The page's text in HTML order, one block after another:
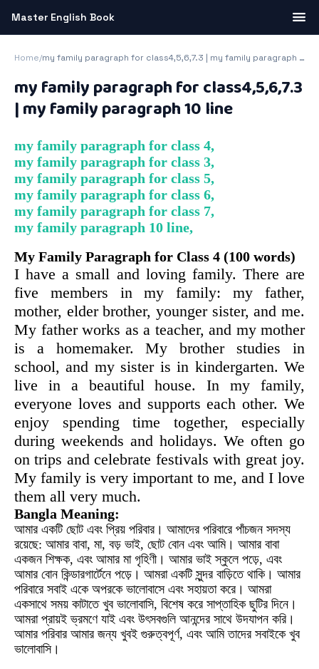
Master English Book
Home/ my family paragraph for class4,5,6​,7.3 | my family paragraph 10 line
my family paragraph for class4,5,6​,7.3
| my family paragraph 10 line
my family paragraph for class 4​,
my family paragraph for class 3​,
my family paragraph for class 5​,
my family paragraph for class 6​,
my family paragraph for class 7​,
my family paragraph 10 line,
My Family Paragraph for Class 4 (100 words)
I have a small and loving family. There are
five members in my family: my father,
mother, elder brother, younger sister, and me.
My father works as a teacher, and my mother
is a homemaker. My brother studies in
school, and my sister is in kindergarten. We
live in a beautiful house. In my family,
everyone loves and supports each other. We
enjoy spending time together, especially
during weekends and holidays. We often go
on trips and celebrate festivals with great joy.
My family is very important to me, and I love
them all very much.
Bangla Meaning:
আমার একটি ছোট এবং প্রিয় পরিবার। আমাদের পরিবারে পাঁচজন সদস্য
রয়েছে: আমার বাবা, মা, বড় ভাই, ছোট বোন এবং আমি। আমার বাবা
একজন শিক্ষক, এবং আমার মা গৃহিণী। আমার ভাই স্কুলে পড়ে, এবং
আমার বোন কিন্ডারগার্টেনে পড়ে। আমরা একটি সুন্দর বাড়িতে থাকি। আমার
পরিবারে সবাই একে অপরকে ভালোবাসে এবং সহায়তা করে। আমরা
একসাথে সময় কাটাতে খুব ভালোবাসি, বিশেষ করে সাপ্তাহিক ছুটির দিনে।
আমরা প্রায়ই ভ্রমণে যাই এবং উৎসবগুলি আনন্দের সাথে উদযাপন করি।
আমার পরিবার আমার জন্য খুবই গুরুত্বপূর্ণ, এবং আমি তাদের সবাইকে খুব
ভালোবাসি।